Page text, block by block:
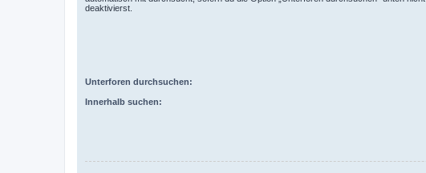
deaktivierst.
Unterforen durchsuchen:
Innerhalb suchen: